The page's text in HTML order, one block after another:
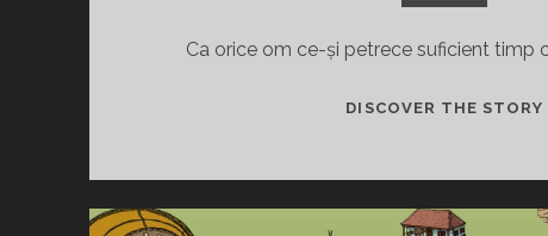
Ca orice om ce-și petrece suficient timp
DISCOVER THE STORY